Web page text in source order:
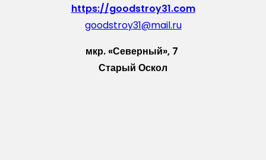
https://goodstroy31.com
goodstroy31@mail.ru
мкр. «Северный», 7
Старый Оскол